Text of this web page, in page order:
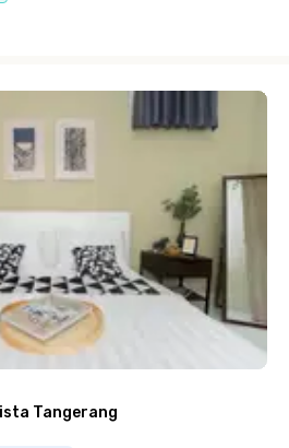
Tangerang